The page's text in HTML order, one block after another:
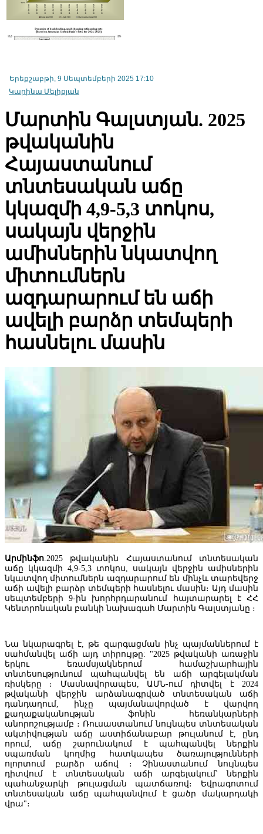
Հայկական ապահովագրական ընկերությունների շահույթի աճը
դանդաղում է՝ ապահովագրավճարների լճացմանը մոտենալու
պատճառով
Հայաստանը կսկսի հյուրանոցները դասակարգել աստղային
վարկանիշներով
Օվերչուկ. Ռուսաստանի և Հայաստանի միջև
առևտրաշրջանառությունը այս տարի նվազել է երկու երրորդով
«Հայաստանի էլեկտրական ցանցեր» ՓԲԸ-ն կփոխանցվի
հավատարմագրային կառավարման. Փաշինյան
Երեքշաբթի, 9 Սեպտեմբերի 2025 17:10
Կարինա Մելիքյան
Մարտին Գալստյան. 2025
թվականին
Հայաստանում
տնտեսական աճը
կկազմի 4,9-5,3 տոկոս,
սակայն վերջին
ամիսներին նկատվող
միտումներն
ազդարարում են աճի
ավելի բարձր տեմպերի
հասնելու մասին
Արմինֆո .2025 թվականին Հայաստանում տնտեսական
աճը կկազմի 4,9-5,3 տոկոս, սակայն վերջին ամիսներին
նկատվող միտումներն ազդարարում են մինչև տարեվերջ
աճի ավելի բարձր տեմպերի հասնելու մասին։ Այդ մասին
սեպտեմբերի 9-ին խորհրդարանում հայտարարել է ՀՀ
Կենտրոնական բանկի նախագահ Մարտին Գալստյանը ։
Նա նկարագրել է, թե զարգացման ինչ պայմաններում է
սահմանվել աճի այդ տիրույթը: "2025 թվականի առաջին
երկու եռամսյակներում համաշխարհային
տնտեսությունում պահպանվել են աճի արգելակման
ռիսկերը ։ Մասնավորապես, ԱՄՆ-ում դիտվել է 2024
թվականի վերջին արձանագրված տնտեսական աճի
դանդաղում, ինչը պայմանավորված է վարվող
քաղաքականության ֆոնին հեռանկարների
անորոշությամբ ։ Ռուսաստանում նույնպես տնտեսական
ակտիվության աճը աստիճանաբար թուլանում է, ընդ
որում, աճը շարունակում է պահպանվել ներքին
սպառման կողմից հատկապես ծառայությունների
ոլորտում բարձր աճով ։ Չինաստանում նույնպես
դիտվում է տնտեսական աճի արգելակում՝ ներքին
պահանջարկի թուլացման պատճառով։ Եվրագոտում
տնտեսական աճը պահպանվում է ցածր մակարդակի
վրա"։